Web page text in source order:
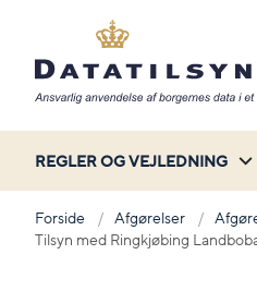
REGLER OG VEJLEDNING
Forside Afgørelser
Tilsyn med Ringkjøbing